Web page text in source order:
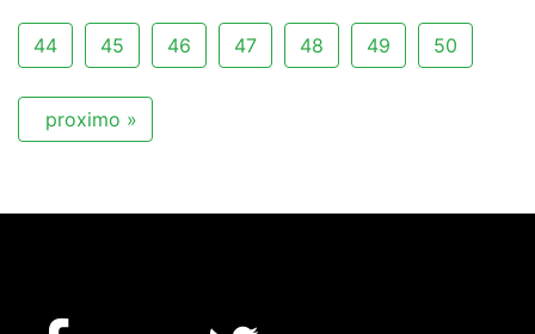
44 45 46 47 48 49 50
proximo »